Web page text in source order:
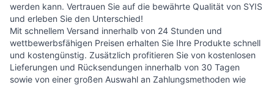
werden kann. Vertrauen Sie auf die bewährte Qualität von SYIS
und erleben Sie den Unterschied!
Mit schnellem Versand innerhalb von 24 Stunden und
wettbewerbsfähigen Preisen erhalten Sie Ihre Produkte schnell
und kostengünstig. Zusätzlich profitieren Sie von kostenlosen
Lieferungen und Rücksendungen innerhalb von 30 Tagen
sowie von einer großen Auswahl an Zahlungsmethoden wie